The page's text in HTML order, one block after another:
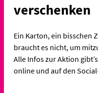
verschenken
Ein Karton, ein bisschen
braucht es nicht, um
Alle Infos zur Aktion
online und auf den